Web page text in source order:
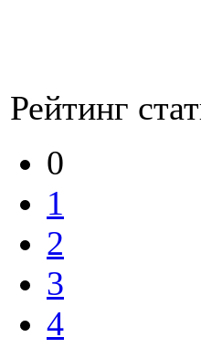
Рейтинг
0
1
2
3
4